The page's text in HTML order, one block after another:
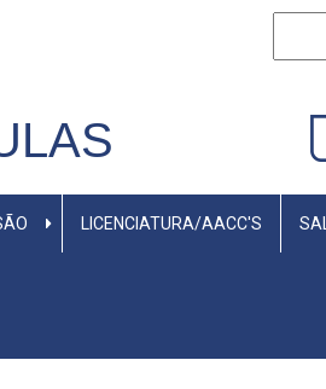
LICENCIATURA/AACC'S